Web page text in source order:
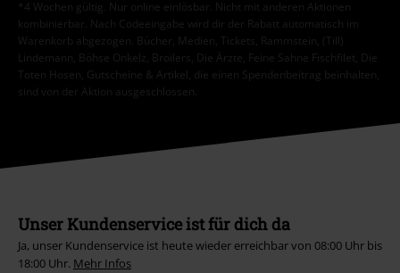
*4 Wochen gültig. Nur online einlösbar. Nicht mit anderen Aktionen
kombinierbar. Nach Codeeingabe wird dir der Rabatt automatisch im
Warenkorb abgezogen. Bücher, Medien, Tickets, Rammstein, (Till)
Lindemann, Böhse Onkelz, Broilers, Die Ärzte, Feine Sahne Fischfilet, Die
Toten Hosen, Gutscheine & Artikel, die einen Spendenbeitrag beinhalten,
sind von der Aktion ausgeschlossen.
Unser Kundenservice ist für dich da
Ja, unser Kundenservice ist heute wieder erreichbar von 08:00 Uhr bis
18:00 Uhr. Mehr Infos